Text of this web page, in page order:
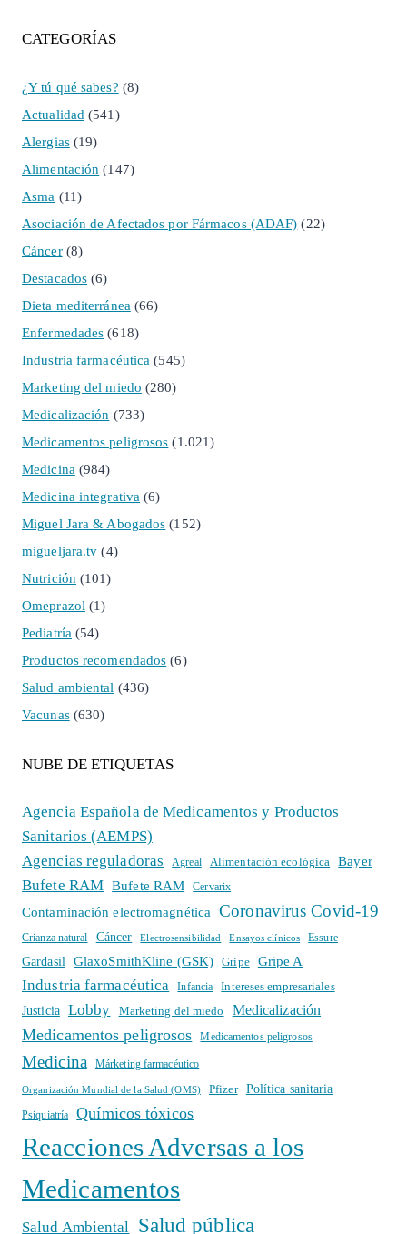
CATEGORÍAS
¿Y tú qué sabes? (8)
Actualidad (541)
Alergias(19)
Alimentación (147)
Asma (11)
Asociación de Afectados por Fármacos (ADAF) (22)
Cáncer(8)
Destacados (6)
Dieta mediterránea(66)
Enfermedades (618)
Industria farmacéutica (545)
Marketing del miedo (280)
Medicalización (733)
Medicamentos peligrosos (1.021)
Medicina(984)
Medicina integrativa (6)
Miguel Jara & Abogados (152)
migueljara.tv (4)
Nutrición(101)
Omeprazol(1)
Pediatría(54)
Productos recomendados (6)
Salud ambiental (436)
Vacunas(630)
NUBE DE ETIQUETAS
Agencia Española de Medicamentos y Productos
Sanitarios (AEMPS)
Agencias reguladoras
Agreal Alimentación ecológica Bayer
Bufete RAM Bufete RAM Cervarix
Contaminación electromagnética Coronavirus Covid-19
Crianza natural Cáncer Electrosensibilidad Ensayos clínicos Essure
Gardasil GlaxoSmithKline (GSK) Gripe Gripe A
Industria farmacéutica Infancia
Intereses empresariales
Justicia
Lobby Marketing del miedo Medicalización
Medicamentos peligrosos Medicamentos peligrosos
Medicina Márketing farmacéutico
Organización Mundial de la Salud (OMS) Pfizer Política sanitaria
Psiquiatría Químicos tóxicos
Reacciones Adversas a los
Medicamentos
Salud Ambiental Salud pública